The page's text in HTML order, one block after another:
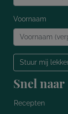
Voornaam
Stuur mij
Snel naar
Recepten